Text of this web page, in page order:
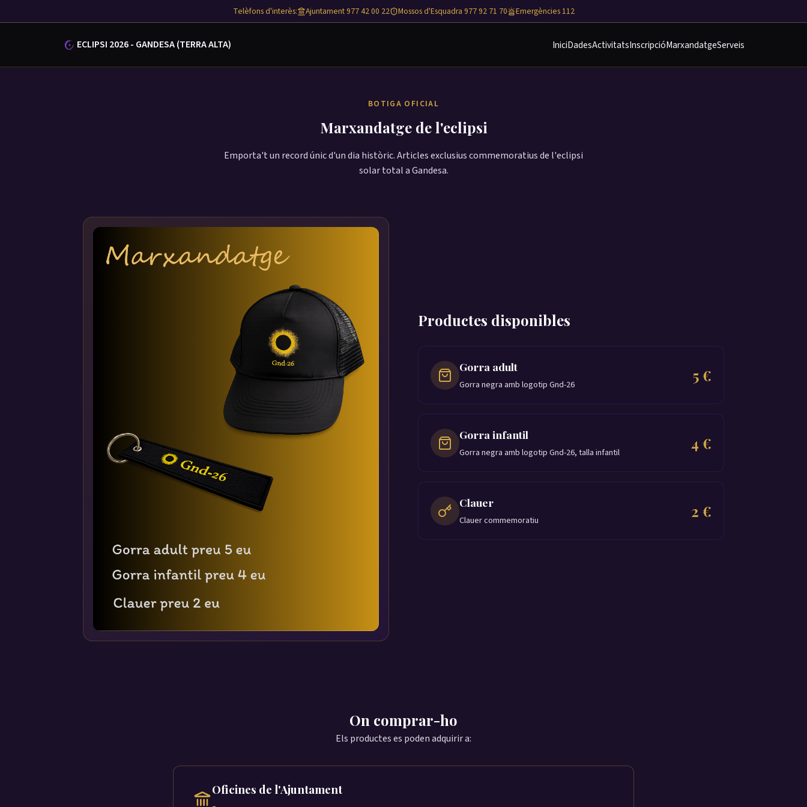
Telèfons d'interès: Ajuntament 977 42 00 22 Mossos d'Esquadra 977 92 71 70 Emergències 112
ECLIPSI 2026 - GANDESA (TERRA ALTA) IniciDadesActivitatsInscripcióMarxandatgeServeis
BOTIGA OFICIAL
Marxandatge de l'eclipsi
Emporta't un record únic d'un dia històric. Articles exclusius commemoratius de l'eclipsi
solar total a Gandesa.
Productes disponibles
Gorra adult
Gorra negra amb logotip Gnd-26 5 €
Gorra infantil
Gorra negra amb logotip Gnd-26, talla infantil 4 €
Clauer
Clauer commemoratiu 2 €
On comprar-ho
Els productes es poden adquirir a:
Oficines de l'Ajuntament